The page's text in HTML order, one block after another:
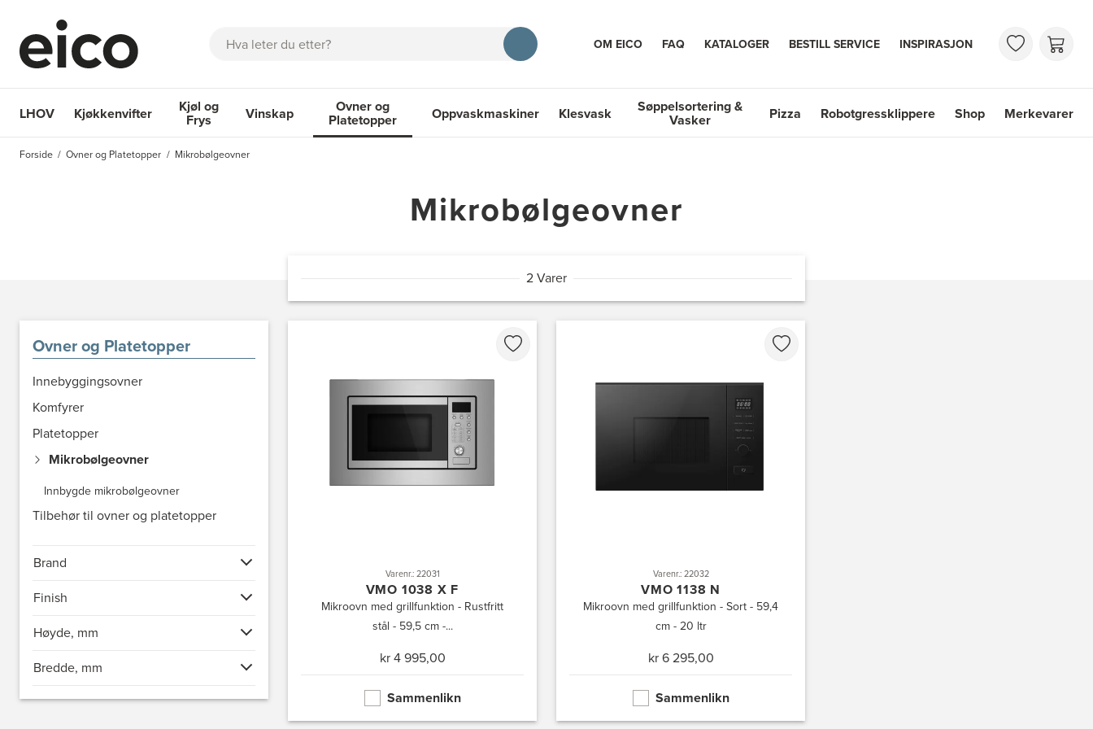
Søk OM EICO FAQ KATALOGER BESTILL SERVICE INSPIRASJON
LHOV Kjøkkenvifter
Kjøkkenvifter
Kjøl og
Frys
Kjøl og Frys
Vinskap
Vinskap
Ovner og
Platetopper Oppvaskmaskiner Klesvask Søppelsortering &
Vasker Pizza Robotgressklippere Shop Merkevarer
INSPIRASJON
Forside Ovner og Platetopper Mikrobølgeovner
Mikrobølgeovner
2 Varer
Ovner og Platetopper
Innebyggingsovner
Komfyrer
Platetopper
Mikrobølgeovner
Innbygde mikrobølgeovner
Tilbehør til ovner og platetopper
Brand
Finish
Høyde, mm
Bredde, mm
Varenr.: 22031
VMO 1038 X F
Mikroovn med grillfunktion - Rustfritt
stål - 59,5 cm -...
kr 4 995,00
Sammenlikn
Varenr.: 22032
VMO 1138 N
Mikroovn med grillfunktion - Sort - 59,4
cm - 20 ltr
kr 6 295,00
Sammenlikn